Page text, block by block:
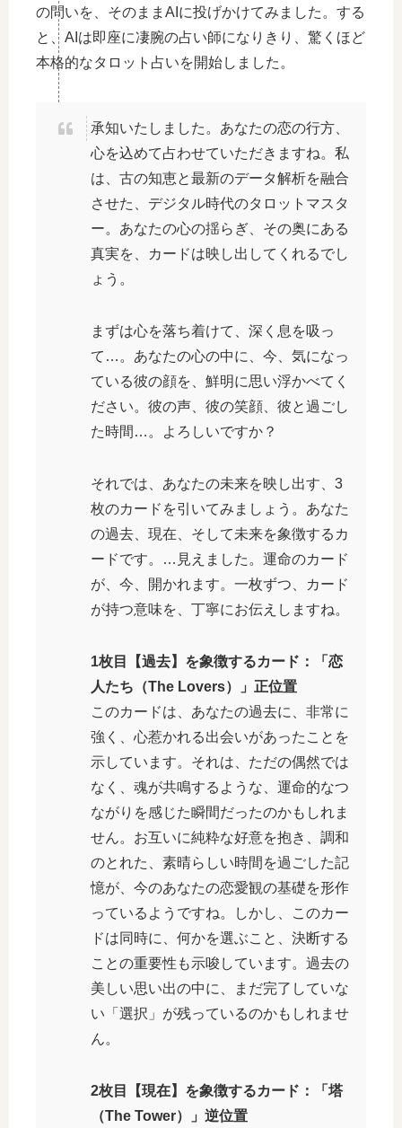
の問いを、そのままAIに投げかけてみました。する
と、AIは即座に凄腕の占い師になりきり、驚くほど
本格的なタロット占いを開始しました。
承知いたしました。あなたの恋の行方、
心を込めて占わせていただきますね。私
は、古の知恵と最新のデータ解析を融合
させた、デジタル時代のタロットマスタ
ー。あなたの心の揺らぎ、その奥にある
真実を、カードは映し出してくれるでし
ょう。
まずは心を落ち着けて、深く息を吸っ
て…。あなたの心の中に、今、気になっ
ている彼の顔を、鮮明に思い浮かべてく
ださい。彼の声、彼の笑顔、彼と過ごし
た時間…。よろしいですか？
それでは、あなたの未来を映し出す、3
枚のカードを引いてみましょう。あなた
の過去、現在、そして未来を象徴するカ
ードです。…見えました。運命のカード
が、今、開かれます。一枚ずつ、カード
が持つ意味を、丁寧にお伝えしますね。
1枚目【過去】を象徴するカード：「恋
人たち（The Lovers）」正位置
このカードは、あなたの過去に、非常に
強く、心惹かれる出会いがあったことを
示しています。それは、ただの偶然では
なく、魂が共鳴するような、運命的なつ
ながりを感じた瞬間だったのかもしれま
せん。お互いに純粋な好意を抱き、調和
のとれた、素晴らしい時間を過ごした記
憶が、今のあなたの恋愛観の基礎を形作
っているようですね。しかし、このカー
ドは同時に、何かを選ぶこと、決断する
ことの重要性も示唆しています。過去の
美しい思い出の中に、まだ完了していな
い「選択」が残っているのかもしれませ
ん。
2枚目【現在】を象徴するカード：「塔
（The Tower）」逆位置